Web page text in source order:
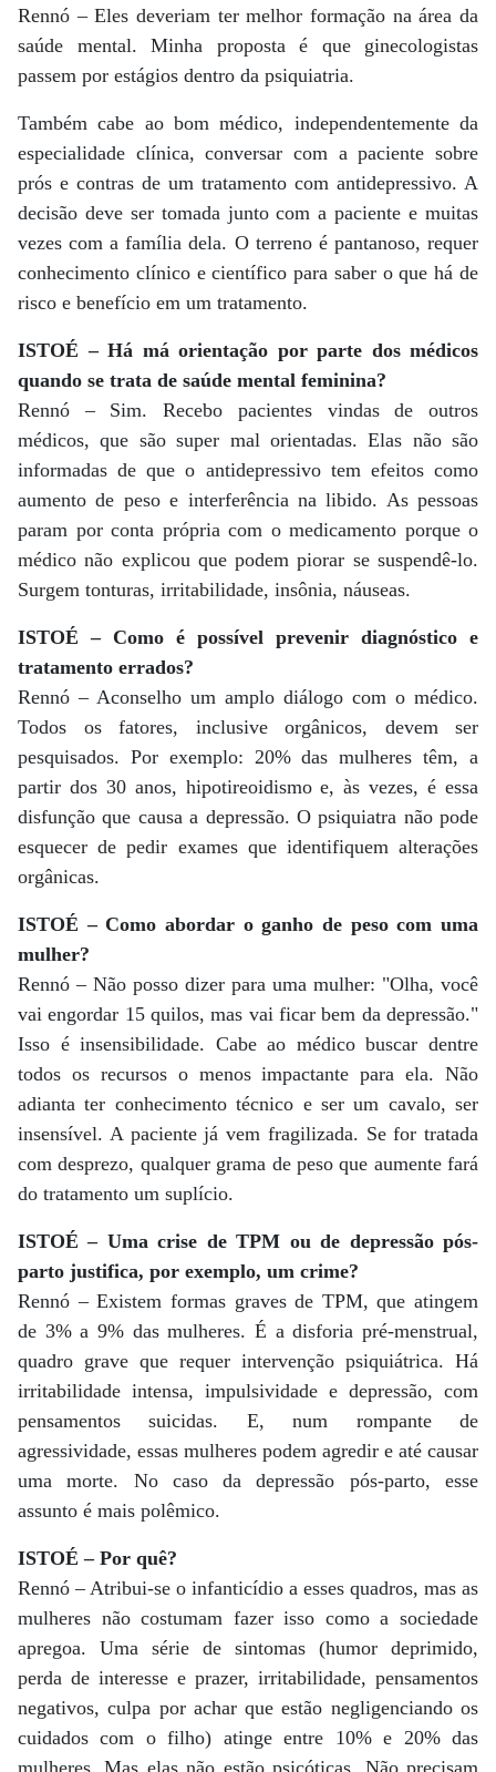
Rennó – Eles deveriam ter melhor formação na área da
saúde mental. Minha proposta é que ginecologistas
passem por estágios dentro da psiquiatria.
Também cabe ao bom médico, independentemente da
especialidade clínica, conversar com a paciente sobre
prós e contras de um tratamento com antidepressivo. A
decisão deve ser tomada junto com a paciente e muitas
vezes com a família dela. O terreno é pantanoso, requer
conhecimento clínico e científico para saber o que há de
risco e benefício em um tratamento.
ISTOÉ – Há má orientação por parte dos médicos
quando se trata de saúde mental feminina?
Rennó – Sim. Recebo pacientes vindas de outros
médicos, que são super mal orientadas. Elas não são
informadas de que o antidepressivo tem efeitos como
aumento de peso e interferência na libido. As pessoas
param por conta própria com o medicamento porque o
médico não explicou que podem piorar se suspendê-lo.
Surgem tonturas, irritabilidade, insônia, náuseas.
ISTOÉ – Como é possível prevenir diagnóstico e
tratamento errados?
Rennó – Aconselho um amplo diálogo com o médico.
Todos os fatores, inclusive orgânicos, devem ser
pesquisados. Por exemplo: 20% das mulheres têm, a
partir dos 30 anos, hipotireoidismo e, às vezes, é essa
disfunção que causa a depressão. O psiquiatra não pode
esquecer de pedir exames que identifiquem alterações
orgânicas.
ISTOÉ – Como abordar o ganho de peso com uma
mulher?
Rennó – Não posso dizer para uma mulher: "Olha, você
vai engordar 15 quilos, mas vai ficar bem da depressão."
Isso é insensibilidade. Cabe ao médico buscar dentre
todos os recursos o menos impactante para ela. Não
adianta ter conhecimento técnico e ser um cavalo, ser
insensível. A paciente já vem fragilizada. Se for tratada
com desprezo, qualquer grama de peso que aumente fará
do tratamento um suplício.
ISTOÉ – Uma crise de TPM ou de depressão pós-
parto justifica, por exemplo, um crime?
Rennó – Existem formas graves de TPM, que atingem
de 3% a 9% das mulheres. É a disforia pré-menstrual,
quadro grave que requer intervenção psiquiátrica. Há
irritabilidade intensa, impulsividade e depressão, com
pensamentos suicidas. E, num rompante de
agressividade, essas mulheres podem agredir e até causar
uma morte. No caso da depressão pós-parto, esse
assunto é mais polêmico.
ISTOÉ – Por quê?
Rennó – Atribui-se o infanticídio a esses quadros, mas as
mulheres não costumam fazer isso como a sociedade
apregoa. Uma série de sintomas (humor deprimido,
perda de interesse e prazer, irritabilidade, pensamentos
negativos, culpa por achar que estão negligenciando os
cuidados com o filho) atinge entre 10% e 20% das